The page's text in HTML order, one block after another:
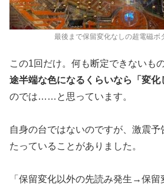
最後まで保留変化なしの超電磁ボ
この1回だけ。何も断定できない
途半端な色になるくらいなら「変
のでは……と思っています。
自身の台ではないのですが、激震
たっていることがありました。
「保留変化以外の先読み発生→保留